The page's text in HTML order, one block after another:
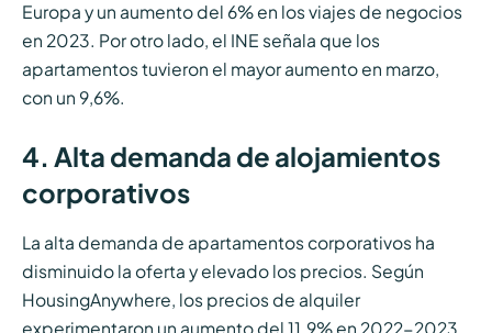
Europa y un aumento del 6% en los viajes de negocios
en 2023. Por otro lado, el INE señala que los
apartamentos tuvieron el mayor aumento en marzo,
con un 9,6%.
4. Alta demanda de alojamientos
corporativos
La alta demanda de apartamentos corporativos ha
disminuido la oferta y elevado los precios. Según
HousingAnywhere, los precios de alquiler
experimentaron un aumento del 11.9% en 2022-2023.